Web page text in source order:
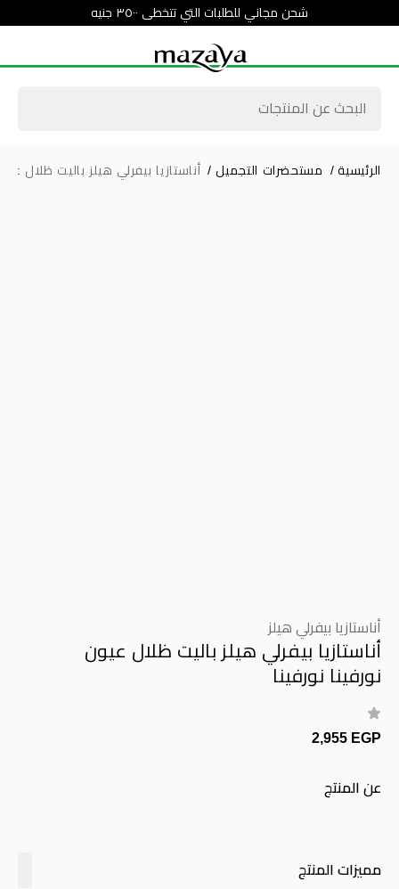
شحن مجاني للطلبات التي تتخطى ٣٥٠٠ جنيه
الرئيسية / مستحضرات التجميل / أناستازيا بيفرلي هيلز باليت ظلال
أناستازيا بيفرلي هيلز
أناستازيا بيفرلي هيلز باليت ظلال عيون
نورفينا نورفينا
2,955 EGP
عن المنتج
مميزات المنتج